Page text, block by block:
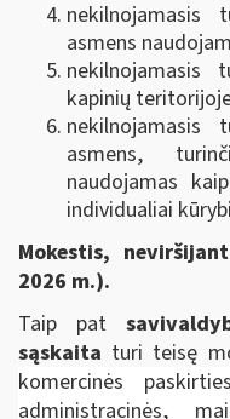
asmens
kapinių
asmens,
naudojamas
individualiai
Mokestis,
2026 m.).
Taip pat
sąskaita turi teisę
komercinės
administracinės,